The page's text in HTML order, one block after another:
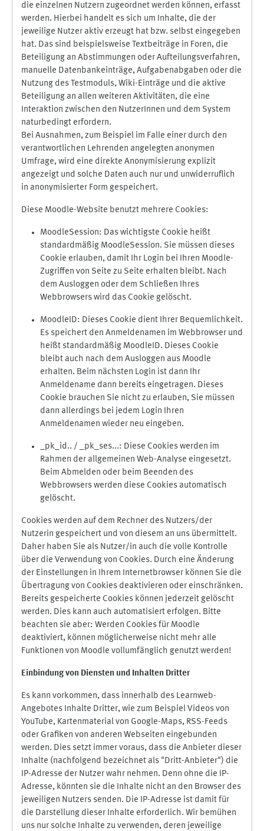
die einzelnen Nutzern zugeordnet werden können, erfasst
werden. Hierbei handelt es sich um Inhalte, die der
jeweilige Nutzer aktiv erzeugt hat bzw. selbst eingegeben
hat. Das sind beispielsweise Textbeiträge in Foren, die
Beteiligung an Abstimmungen oder Aufteilungsverfahren,
manuelle Datenbankeinträge, Aufgabenabgaben oder die
Nutzung des Testmoduls, Wiki-Einträge und die aktive
Beteiligung an allen weiteren Aktivitäten, die eine
Interaktion zwischen den NutzerInnen und dem System
naturbedingt erfordern.
Bei Ausnahmen, zum Beispiel im Falle einer durch den
verantwortlichen Lehrenden angelegten anonymen
Umfrage, wird eine direkte Anonymisierung explizit
angezeigt und solche Daten auch nur und unwiderruflich
in anonymisierter Form gespeichert.
Diese Moodle-Website benutzt mehrere Cookies:
MoodleSession: Das wichtigste Cookie heißt
standardmäßig MoodleSession. Sie müssen dieses
Cookie erlauben, damit Ihr Login bei Ihren Moodle-
Zugriffen von Seite zu Seite erhalten bleibt. Nach
dem Ausloggen oder dem Schließen Ihres
Webbrowsers wird das Cookie gelöscht.
MoodleID: Dieses Cookie dient Ihrer Bequemlichkeit.
Es speichert den Anmeldenamen im Webbrowser und
heißt standardmäßig MoodleID. Dieses Cookie
bleibt auch nach dem Ausloggen aus Moodle
erhalten. Beim nächsten Login ist dann Ihr
Anmeldename dann bereits eingetragen. Dieses
Cookie brauchen Sie nicht zu erlauben, Sie müssen
dann allerdings bei jedem Login Ihren
Anmeldenamen wieder neu eingeben.
_pk_id.. / _pk_ses...: Diese Cookies werden im
Rahmen der allgemeinen Web-Analyse eingesetzt.
Beim Abmelden oder beim Beenden des
Webbrowsers werden diese Cookies automatisch
gelöscht.
Cookies werden auf dem Rechner des Nutzers/der
Nutzerin gespeichert und von diesem an uns übermittelt.
Daher haben Sie als Nutzer/in auch die volle Kontrolle
über die Verwendung von Cookies. Durch eine Änderung
der Einstellungen in Ihrem Internetbrowser können Sie die
Übertragung von Cookies deaktivieren oder einschränken.
Bereits gespeicherte Cookies können jederzeit gelöscht
werden. Dies kann auch automatisiert erfolgen. Bitte
beachten sie aber: Werden Cookies für Moodle
deaktiviert, können möglicherweise nicht mehr alle
Funktionen von Moodle vollumfänglich genutzt werden!
Einbindung von Diensten und Inhalten Dritter
Es kann vorkommen, dass innerhalb des Learnweb-
Angebotes Inhalte Dritter, wie zum Beispiel Videos von
YouTube, Kartenmaterial von Google-Maps, RSS-Feeds
oder Grafiken von anderen Webseiten eingebunden
werden. Dies setzt immer voraus, dass die Anbieter dieser
Inhalte (nachfolgend bezeichnet als "Dritt-Anbieter") die
IP-Adresse der Nutzer wahr nehmen. Denn ohne die IP-
Adresse, könnten sie die Inhalte nicht an den Browser des
jeweiligen Nutzers senden. Die IP-Adresse ist damit für
die Darstellung dieser Inhalte erforderlich. Wir bemühen
uns nur solche Inhalte zu verwenden, deren jeweilige